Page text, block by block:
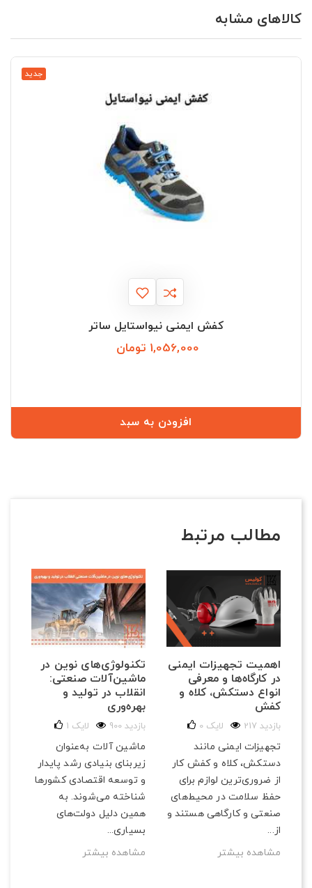
کالاهای مشابه
جدید
کفش ایمنی نیواستایل ساتر
1,056,000 تومان
افزودن به سبد
مطالب مرتبط
تکنولوژی‌های نوین در
ماشین‌آلات صنعتی:
انقلاب در تولید و
بهره‌وری
900 بازدید 1 لایک
ماشین آلات به‌عنوان
زیربنای بنیادی رشد پایدار
و توسعه اقتصادی کشورها
شناخته می‌شوند. به
همین دلیل دولت‌های
بسیاری...
مشاهده بیشتر
اهمیت تجهیزات ایمنی
در کارگاه‌ها و معرفی
انواع دستکش، کلاه و
کفش
217 بازدید 0 لایک
تجهیزات ایمنی مانند
دستکش، کلاه و کفش کار
از ضروری‌ترین لوازم برای
حفظ سلامت در محیط‌های
صنعتی و کارگاهی هستند و
از...
مشاهده بیشتر